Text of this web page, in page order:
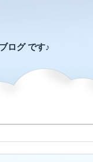
ログ です♪